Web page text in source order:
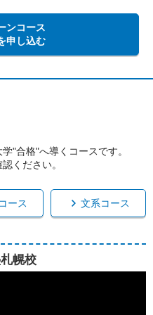
ンコース
申し込む
"合格"へ導くコースです。
ください。
ース 文系コース
幌校